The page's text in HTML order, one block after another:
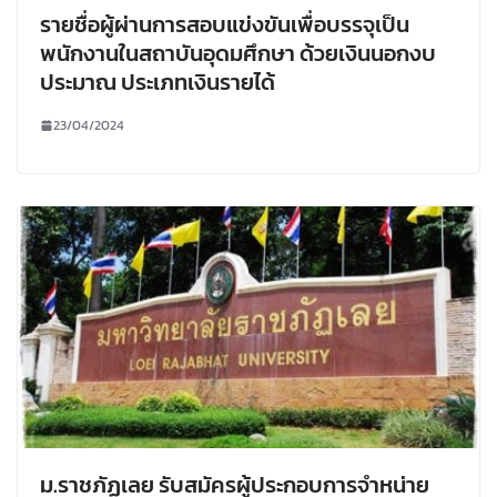
รายชื่อผู้ผ่านการสอบแข่งขันเพื่อบรรจุเป็น
พนักงานในสถาบันอุดมศึกษา ด้วยเงินนอกงบ
ประมาณ ประเภทเงินรายได้
23/04/2024
ม.ราชภัฏเลย รับสมัครผู้ประกอบการจำหน่าย